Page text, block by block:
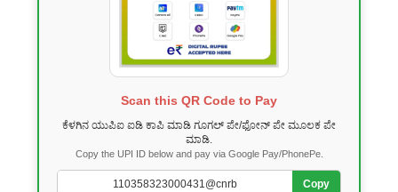
Scan this QR Code to Pay
ಕೆಳಗಿನ ಯುಪಿಐ ಐಡಿ ಕಾಪಿ ಮಾಡಿ ಗೂಗಲ್ ಪೇ/ಫೋನ್ ಪೇ ಮೂಲಕ ಪೇ
ಮಾಡಿ.
Copy the UPI ID below and pay via Google Pay/PhonePe.
Copy